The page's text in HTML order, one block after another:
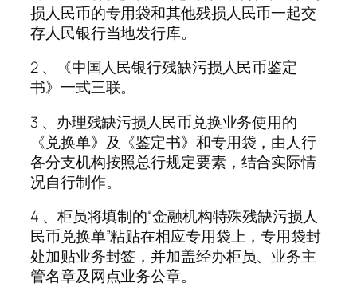
损人民币的专用袋和其他残损人民币一起交
存人民银行当地发行库。
2 、《中国人民银行残缺污损人民币鉴定
书》一式三联。
3 、办理残缺污损人民币兑换业务使用的
《兑换单》及《鉴定书》和专用袋，由人行
各分支机构按照总行规定要素，结合实际情
况自行制作。
4 、柜员将填制的“金融机构特殊残缺污损人
民币兑换单”粘贴在相应专用袋上，专用袋封
处加贴业务封签，并加盖经办柜员、业务主
管名章及网点业务公章。